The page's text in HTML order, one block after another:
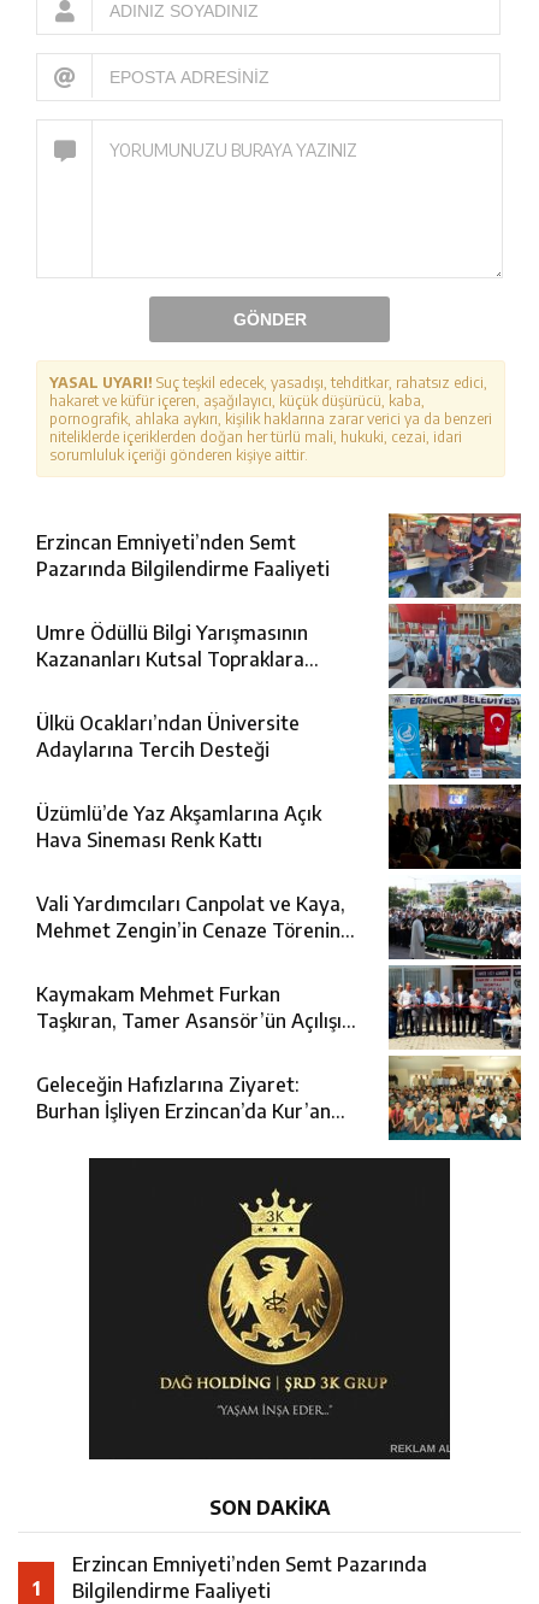
GÖNDER
YASAL UYARI! Suç teşkil edecek, yasadışı, tehditkar, rahatsız edici,
hakaret ve küfür içeren, aşağılayıcı, küçük düşürücü, kaba,
pornografik, ahlaka aykırı, kişilik haklarına zarar verici ya da benzeri
niteliklerde içeriklerden doğan her türlü mali, hukuki, cezai, idari
sorumluluk içeriği gönderen kişiye aittir.
Erzincan Emniyeti’nden Semt
Pazarında Bilgilendirme Faaliyeti
Umre Ödüllü Bilgi Yarışmasının
Kazananları Kutsal Topraklara
Ülkü Ocakları’ndan Üniversite
Adaylarına Tercih Desteği
Üzümlü’de Yaz Akşamlarına Açık
Hava Sineması Renk Kattı
Vali Yardımcıları Canpolat ve Kaya,
Mehmet Zengin’in Cenaze Törenine
Kaymakam Mehmet Furkan
Taşkıran, Tamer Asansör’ün Açılışına
Geleceğin Hafızlarına Ziyaret:
Burhan İşliyen Erzincan’da Kur’an
SON DAKİKA
1
Erzincan Emniyeti’nden Semt Pazarında
Bilgilendirme Faaliyeti